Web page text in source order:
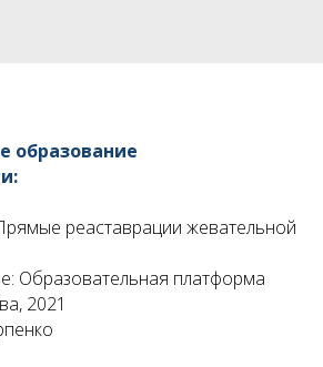
образование
реаставрации жевательной
Образовательная платформа
2021